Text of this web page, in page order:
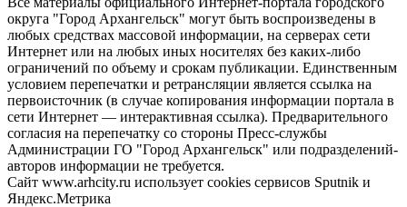
округа "Город Архангельск" могут быть воспроизведены в
любых средствах массовой информации, на серверах сети
Интернет или на любых иных носителях без каких-либо
ограничений по объему и срокам публикации. Единственным
условием перепечатки и ретрансляции является ссылка на
первоисточник (в случае копирования информации портала в
сети Интернет — интерактивная ссылка). Предварительного
согласия на перепечатку со стороны Пресс-службы
Администрации ГО "Город Архангельск" или подразделений-
авторов информации не требуется.
Сайт www.arhcity.ru использует cookies сервисов Sputnik и
Яндекс.Метрика